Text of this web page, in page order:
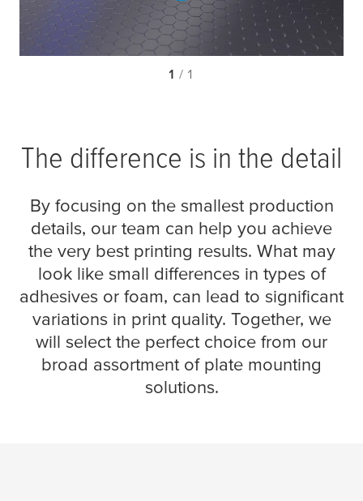
1 / 1
The difference is in the detail
By focusing on the smallest production
details, our team can help you achieve
the very best printing results. What may
look like small differences in types of
adhesives or foam, can lead to significant
variations in print quality. Together, we
will select the perfect choice from our
broad assortment of plate mounting
solutions.